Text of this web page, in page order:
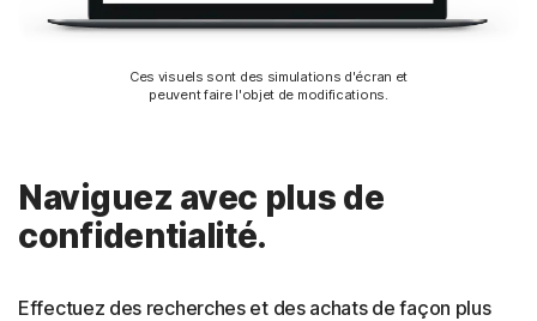
Ces visuels sont des simulations d'écran et
peuvent faire l'objet de modifications.
Naviguez avec plus de
confidentialité.
Effectuez des recherches et des achats de façon plus